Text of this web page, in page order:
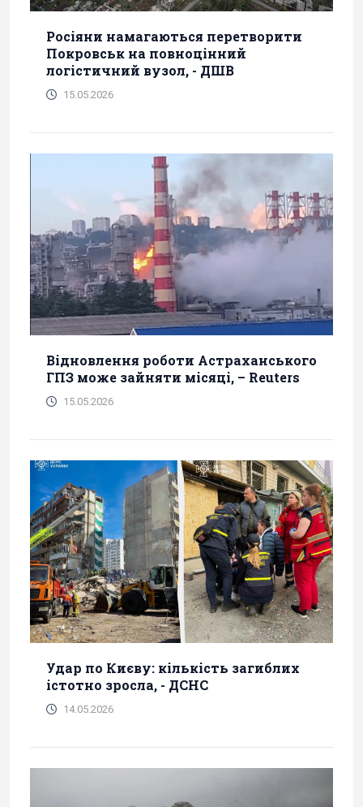
Росіяни намагаються перетворити
Покровськ на повноцінний
логістичний вузол, - ДШВ
15.05.2026
Відновлення роботи Астраханського
ГПЗ може зайняти місяці, – Reuters
15.05.2026
Удар по Києву: кількість загиблих
істотно зросла, - ДСНС
14.05.2026